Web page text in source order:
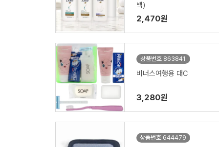
백)
2,470원
상품번호 863841
비너스여행용 대C
3,280원
상품번호 644479